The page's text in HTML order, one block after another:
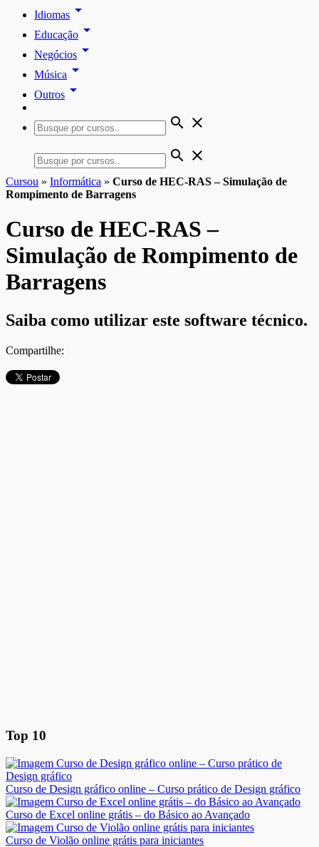
Idiomas arrow_drop_down
Educação arrow_drop_down
Negócios arrow_drop_down
Música arrow_drop_down
Outros arrow_drop_down
search close
search close
Cursou » Informática » Curso de HEC-RAS – Simulação de
Rompimento de Barragens
Curso de HEC-RAS –
Simulação de Rompimento de
Barragens
Saiba como utilizar este software técnico.
Compartilhe:
Top 10
Curso de Design gráfico online – Curso prático de Design gráfico
Curso de Excel online grátis – do Básico ao Avançado
Curso de Violão online grátis para iniciantes